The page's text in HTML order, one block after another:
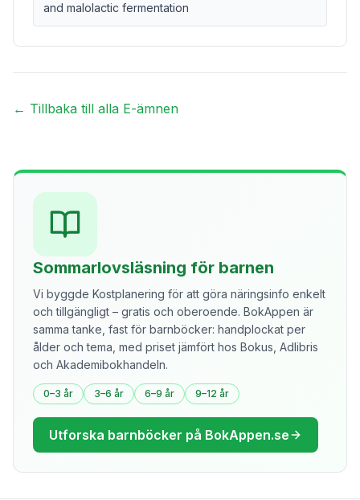
and malolactic fermentation
← Tillbaka till alla E-ämnen
Sommarlovsläsning för barnen
Vi byggde Kostplanering för att göra näringsinfo enkelt
och tillgängligt – gratis och oberoende. BokAppen är
samma tanke, fast för barnböcker: handplockat per
ålder och tema, med priset jämfört hos Bokus, Adlibris
och Akademibokhandeln.
0–3 år 3–6 år 6–9 år 9–12 år
Utforska barnböcker på BokAppen.se